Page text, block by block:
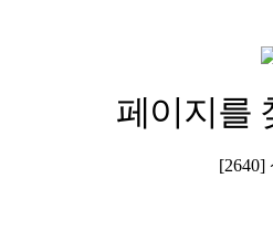
페이지를
[2640]